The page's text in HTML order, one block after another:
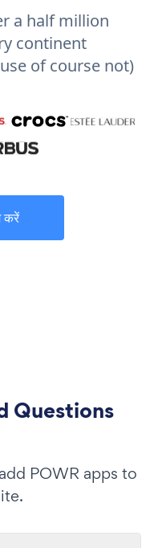
a half million
continent
of course not)
करें
Questions
POWR apps to